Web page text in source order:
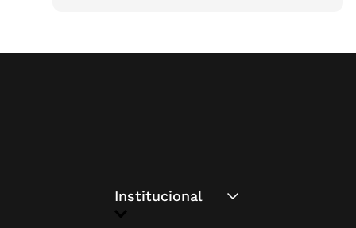
Institucional